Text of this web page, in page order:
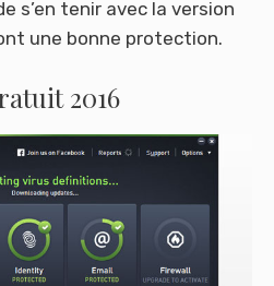
s’en tenir avec la version
une bonne protection.
2016